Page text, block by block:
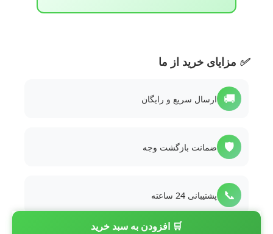
🛒 افزودن به سبد خرید
✅ مزایای خرید از ما
🚚 ارسال سریع و رایگان
🛡️ ضمانت بازگشت وجه
📞 پشتیبانی 24 ساعته